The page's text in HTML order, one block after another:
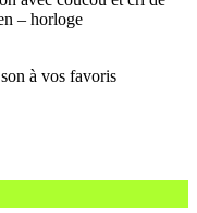
– horloge